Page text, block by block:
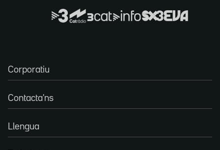
Corporatiu
Contacta'ns
Llengua